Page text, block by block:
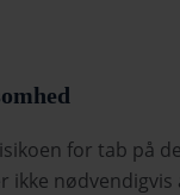
for tab på